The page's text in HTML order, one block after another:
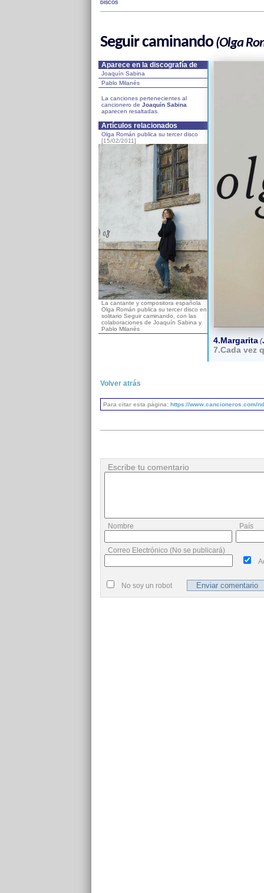
DISCOS
Seguir caminando(Olga
Aparece en la discografía de
Joaquín Sabina
Pablo Milanés
La canciones pertenecientes al
cancionero de Joaquín Sabina
aparecen resaltadas.
Artículos relacionados
Olga Román publica su tercer disco
[15/02/2011]
La cantante y compositora española
Olga Román publica su tercer disco en
solitario Seguir caminando, con las
colaboraciones de Joaquín Sabina y
Pablo Milanés
4.Margarita (
7.Cada vez
Volver atrás
Para citar esta página: https://www.cancioneros.com/
Escribe tu comentario
Nombre País
Correo Electrónico (No se publicará)
No soy un robot